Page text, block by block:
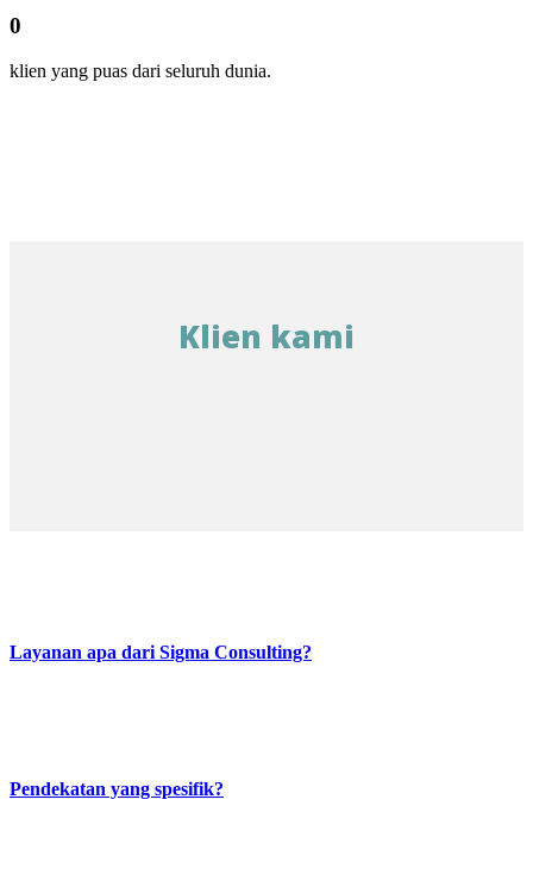
0
klien yang puas dari seluruh dunia.
Klien kami
Layanan apa dari Sigma Consulting?
Pendekatan yang spesifik?